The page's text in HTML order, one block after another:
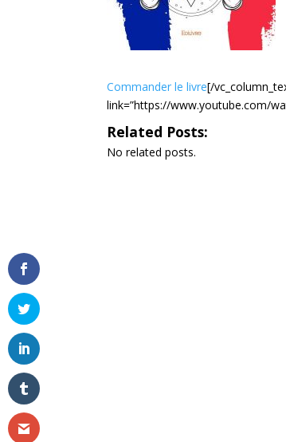
Commander le livre[/
link=”https://www.youtube.com/
Related Posts:
No related posts.